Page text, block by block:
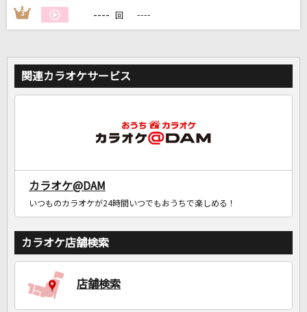
自宅でカラオケ歌い放題！
家族や友達と一緒に！練習にも！
3 ---- 回 ----
関連カラオケサービス
カラオケ@DAM
いつものカラオケが24時間いつでもおうちで楽しめる！
カラオケ店舗検索
店舗検索